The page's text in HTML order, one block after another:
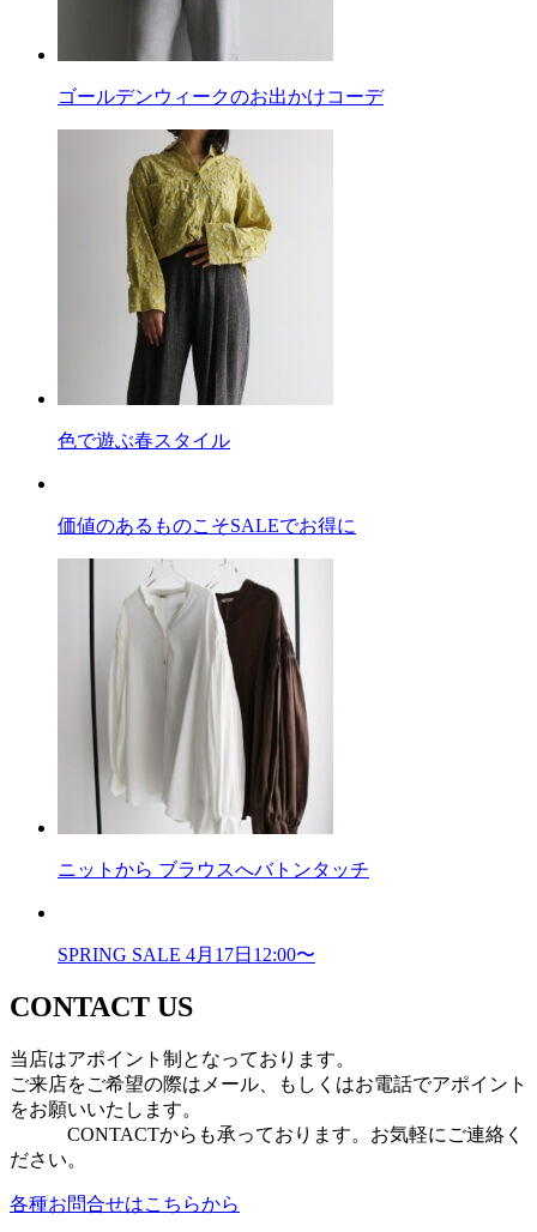
ゴールデンウィークのお出かけコーデ
色で遊ぶ春スタイル
価値のあるものこそSALEでお得に
ニットから ブラウスへバトンタッチ
SPRING SALE 4月17日12:00〜
CONTACT US
当店はアポイント制となっております。
ご来店をご希望の際はメール、もしくはお電話でアポイント
をお願いいたします。
CONTACTからも承っております。お気軽にご連絡く
ださい。
各種お問合せはこちらから